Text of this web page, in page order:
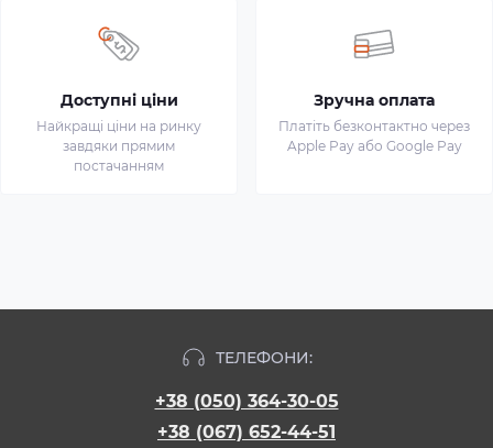
Доступні ціни
Найкращі ціни на ринку
завдяки прямим
постачанням
Зручна оплата
Платіть безконтактно через
Apple Pay або Google Pay
ТЕЛЕФОНИ:
+38 (050) 364-30-05
+38 (067) 652-44-51